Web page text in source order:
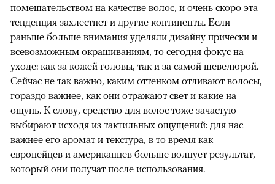
помешательством на качестве волос, и очень скоро эта
тенденция захлестнет и другие континенты. Если
раньше больше внимания уделяли дизайну прически и
всевозможным окрашиваниям, то сегодня фокус на
уходе: как за кожей головы, так и за самой шевелюрой.
Сейчас не так важно, каким оттенком отливают волосы,
гораздо важнее, как они отражают свет и какие на
ощупь. К слову, средство для волос тоже зачастую
выбирают исходя из тактильных ощущений: для нас
важнее его аромат и текстура, в то время как
европейцев и американцев больше волнует результат,
который они получат после использования.